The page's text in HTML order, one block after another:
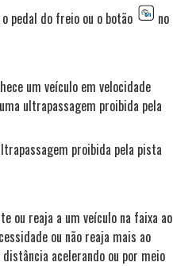
pedal do freio ou o botão
no
um veículo em velocidade
ultrapassagem proibida pela
proibida pela pista
ou reaja a um veículo na faixa ao
ou não reaja mais ao
acelerando ou por meio